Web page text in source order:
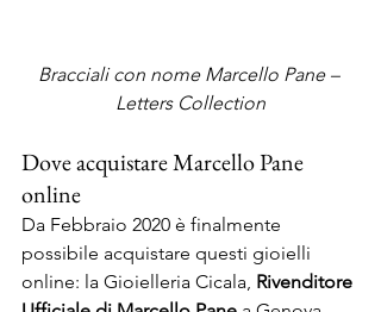
Bracciali con nome Marcello Pane –
Letters Collection
Dove acquistare Marcello Pane
online
Da Febbraio 2020 è finalmente
possibile acquistare questi gioielli
online: la Gioielleria Cicala, Rivenditore